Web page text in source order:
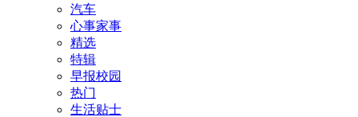
汽车
心事家事
精选
特辑
早报校园
热门
生活贴士